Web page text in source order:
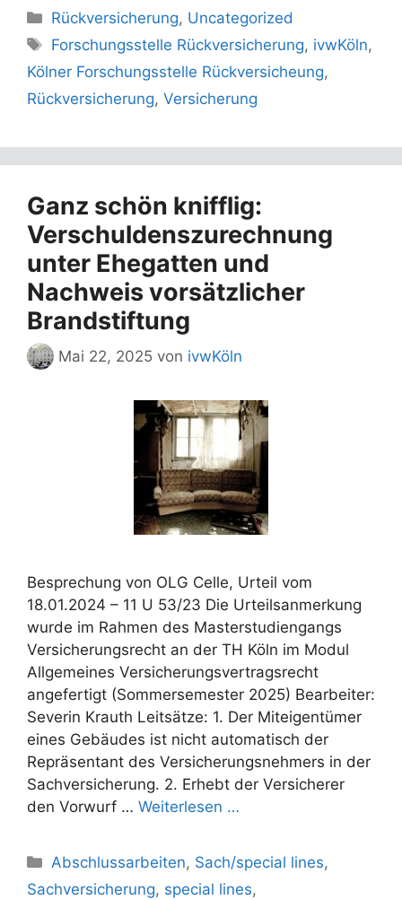
Kategorien
Rückversicherung, Uncategorized
Schlagwörter
Forschungsstelle Rückversicherung, ivwKöln,
Kölner Forschungsstelle Rückversicheung,
Rückversicherung, Versicherung
Ganz schön knifflig:
Verschuldenszurechnung
unter Ehegatten und
Nachweis vorsätzlicher
Brandstiftung
Mai 22, 2025 von ivwKöln
Besprechung von OLG Celle, Urteil vom
18.01.2024 – 11 U 53/23 Die Urteilsanmerkung
wurde im Rahmen des Masterstudiengangs
Versicherungsrecht an der TH Köln im Modul
Allgemeines Versicherungsvertragsrecht
angefertigt (Sommersemester 2025) Bearbeiter:
Severin Krauth Leitsätze: 1. Der Miteigentümer
eines Gebäudes ist nicht automatisch der
Repräsentant des Versicherungsnehmers in der
Sachversicherung. 2. Erhebt der Versicherer
den Vorwurf … Weiterlesen …
Kategorien
Abschlussarbeiten, Sach/special lines,
Sachversicherung, special lines,